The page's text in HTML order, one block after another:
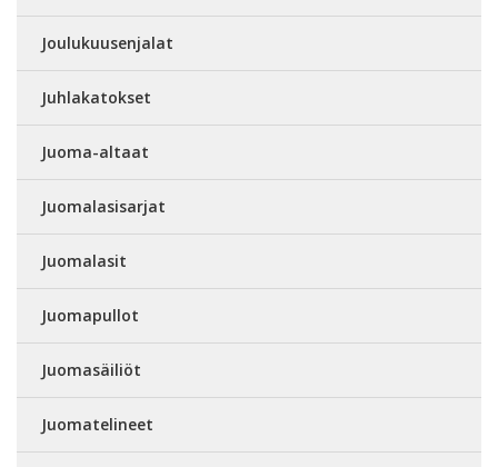
Joulukuusenjalat
Juhlakatokset
Juoma-altaat
Juomalasisarjat
Juomalasit
Juomapullot
Juomasäiliöt
Juomatelineet